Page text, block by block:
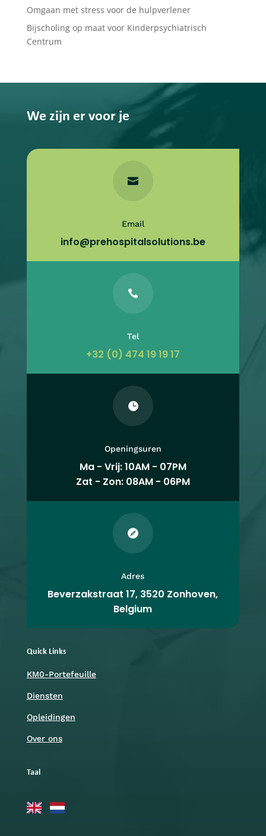
Omgaan met stress voor de hulpverlener
Bijscholing op maat voor Kinderpsychiatrisch
Centrum
We zijn er voor je

Email
info@prehospitalsolutions.be

Tel
+32 (0) 474 19 19 17

Openingsuren
Ma - Vrij: 10AM - 07PM
Zat - Zon: 08AM - 06PM

Adres
Beverzakstraat 17, 3520 Zonhoven,
Belgium
Quick Links
KM0-Portefeuille
Diensten
Opleidingen
Over ons
Taal